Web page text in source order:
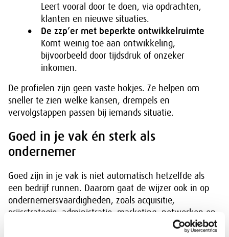
Leert vooral door te doen, via opdrachten,
klanten en nieuwe situaties.
De zzp’er met beperkte ontwikkelruimte
Komt weinig toe aan ontwikkeling,
bijvoorbeeld door tijdsdruk of onzeker
inkomen.
De profielen zijn geen vaste hokjes. Ze helpen om
sneller te zien welke kansen, drempels en
vervolgstappen passen bij iemands situatie.
Goed in je vak én sterk als
ondernemer
Goed zijn in je vak is niet automatisch hetzelfde als
een bedrijf runnen. Daarom gaat de wijzer ook in op
ondernemersvaardigheden, zoals acquisitie,
prijsstrategie, administratie, marketing, netwerken en